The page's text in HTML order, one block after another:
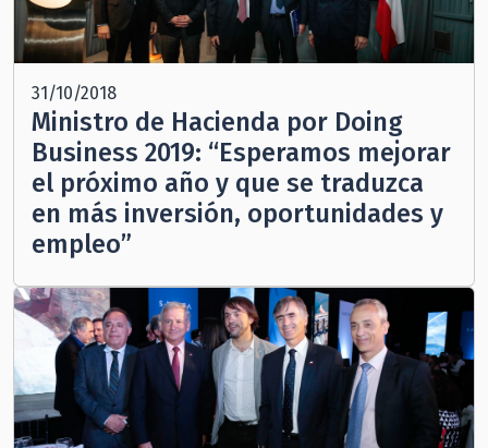
31/10/2018
Ministro de Hacienda por Doing
Business 2019: “Esperamos mejorar
el próximo año y que se traduzca
en más inversión, oportunidades y
empleo”